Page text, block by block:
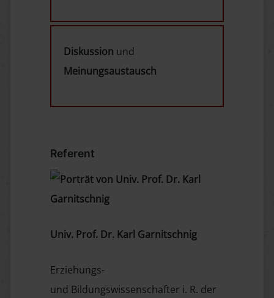
Diskussion und
Meinungsaustausch
Referent
Univ. Prof. Dr. Karl Garnitschnig
Erziehungs-
und Bildungswissenschafter i. R. der